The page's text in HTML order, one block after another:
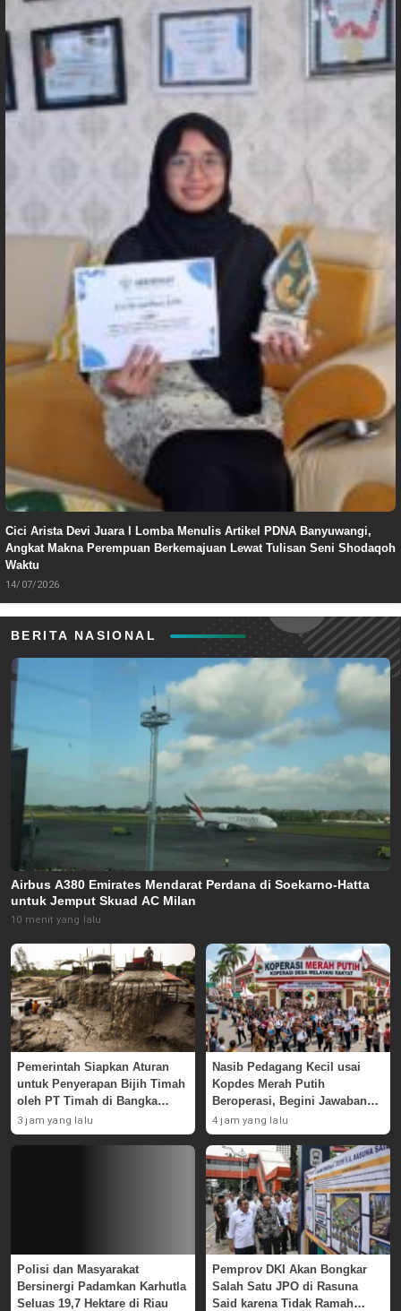
Cici Arista Devi Juara I Lomba Menulis Artikel PDNA Banyuwangi,
Angkat Makna Perempuan Berkemajuan Lewat Tulisan Seni Shodaqoh
Waktu
14/07/2026
BERITA NASIONAL
Airbus A380 Emirates Mendarat Perdana di Soekarno-Hatta
untuk Jemput Skuad AC Milan
10 menit yang lalu
Pemerintah Siapkan Aturan
untuk Penyerapan Bijih Timah
oleh PT Timah di Bangka
Belitung
3 jam yang lalu
Nasib Pedagang Kecil usai
Kopdes Merah Putih
Beroperasi, Begini Jawaban
Pemerintah
4 jam yang lalu
Polisi dan Masyarakat
Bersinergi Padamkan Karhutla
Seluas 19,7 Hektare di Riau
Pemprov DKI Akan Bongkar
Salah Satu JPO di Rasuna
Said karena Tidak Ramah